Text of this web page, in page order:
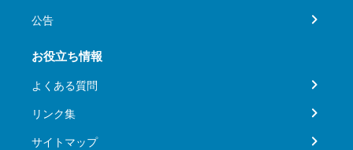
公告
お役立ち情報
よくある質問
リンク集
サイトマップ